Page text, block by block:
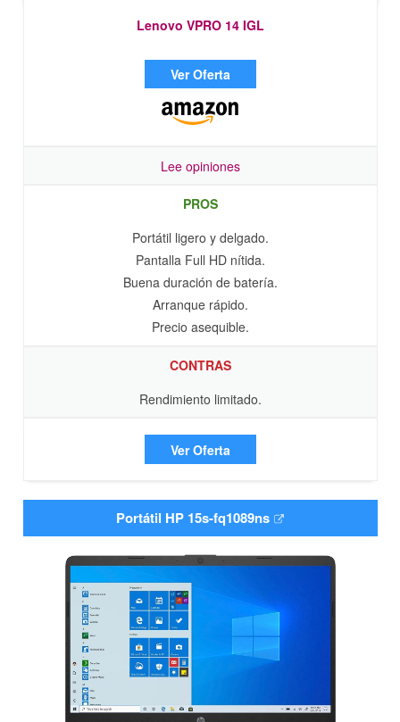
Lenovo VPRO 14 IGL
Ver Oferta
Lee opiniones
PROS
Portátil ligero y delgado.
Pantalla Full HD nítida.
Buena duración de batería.
Arranque rápido.
Precio asequible.
CONTRAS
Rendimiento limitado.
Ver Oferta
Portátil HP 15s-fq1089ns